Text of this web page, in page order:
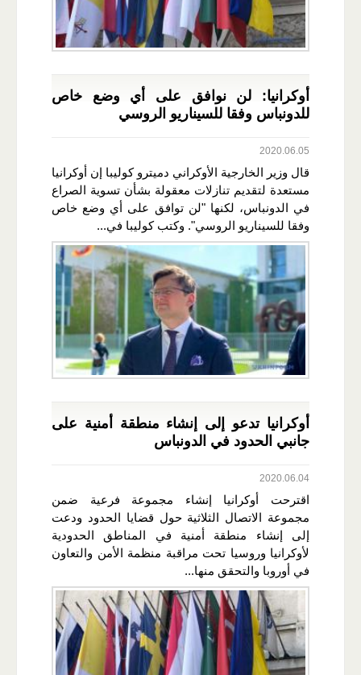
أوكرانيا: لن نوافق على أي وضع خاص
للدونباس وفقا للسيناريو الروسي
2020.06.05
قال وزير الخارجية الأوكراني دميترو كوليبا إن أوكرانيا
مستعدة لتقديم تنازلات معقولة بشأن تسوية الصراع
في الدونباس، لكنها "لن توافق على أي وضع خاص
وفقا للسيناريو الروسي". وكتب كوليبا في...
أوكرانيا تدعو إلى إنشاء منطقة أمنية على
جانبي الحدود في الدونباس
2020.06.04
اقترحت أوكرانيا إنشاء مجموعة فرعية ضمن
مجموعة الاتصال الثلاثية حول قضايا الحدود ودعت
إلى إنشاء منطقة أمنية في المناطق الحدودية
لأوكرانيا وروسيا تحت مراقبة منظمة الأمن والتعاون
في أوروبا والتحقق منها...